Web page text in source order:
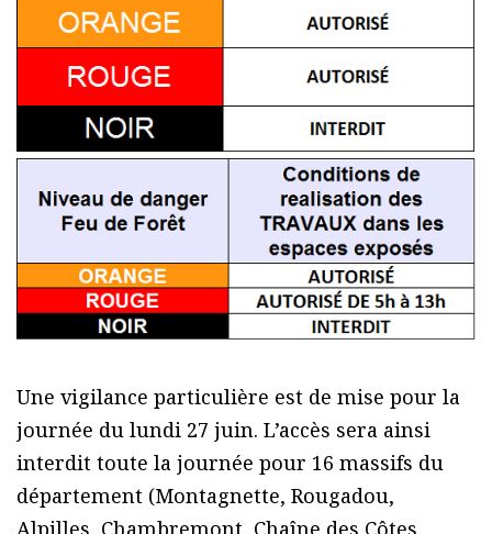
Une vigilance particulière est de mise pour la
journée du lundi 27 juin. L’accès sera ainsi
interdit toute la journée pour 16 massifs du
département (Montagnette, Rougadou,
Alpilles, Chambremont, Chaîne des Côtes,